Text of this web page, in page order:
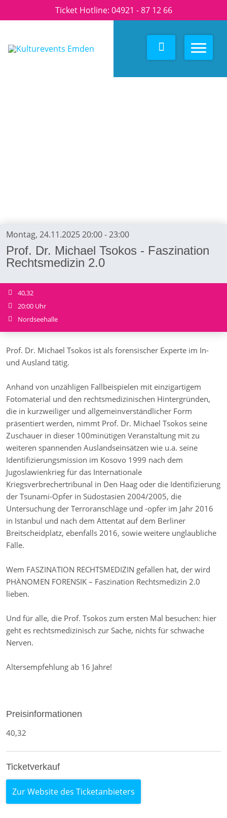
Ticket Hotline: 04921 - 87 12 66
Montag, 24.11.2025 20:00 - 23:00
Prof. Dr. Michael Tsokos - Faszination
Rechtsmedizin 2.0
40,32
20:00 Uhr
Nordseehalle
Prof. Dr. Michael Tsokos ist als forensischer Experte im In-
und Ausland tätig.
Anhand von unzähligen Fallbeispielen mit einzigartigem
Fotomaterial und den rechtsmedizinischen Hintergründen,
die in kurzweiliger und allgemeinverständlicher Form
präsentiert werden, nimmt Prof. Dr. Michael Tsokos seine
Zuschauer in dieser 100minütigen Veranstaltung mit zu
weiteren spannenden Auslandseinsätzen wie u.a. seine
Identifizierungsmission im Kosovo 1999 nach dem
Jugoslawienkrieg für das Internationale
Kriegsverbrechertribunal in Den Haag oder die Identifizierung
der Tsunami-Opfer in Südostasien 2004/2005, die
Untersuchung der Terroranschläge und -opfer im Jahr 2016
in Istanbul und nach dem Attentat auf dem Berliner
Breitscheidplatz, ebenfalls 2016, sowie weitere unglaubliche
Fälle.
Wem FASZINATION RECHTSMEDIZIN gefallen hat, der wird
PHÄNOMEN FORENSIK – Faszination Rechtsmedizin 2.0
lieben.
Und für alle, die Prof. Tsokos zum ersten Mal besuchen: hier
geht es rechtsmedizinisch zur Sache, nichts für schwache
Nerven.
Altersempfehlung ab 16 Jahre!
Preisinformationen
40,32
Ticketverkauf
Zur Website des Ticketanbieters